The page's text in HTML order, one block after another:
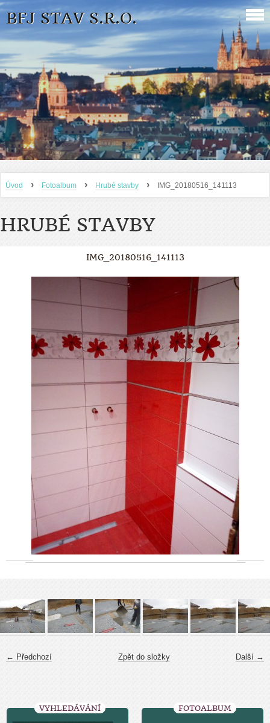
BFJ STAV S.R.O.
Úvod › Fotoalbum › Hrubé stavby › IMG_20180516_141113
HRUBÉ STAVBY
IMG_20180516_141113
← Předchozí Další →
Zpět do složky
VYHLEDÁVÁNÍ FOTOALBUM